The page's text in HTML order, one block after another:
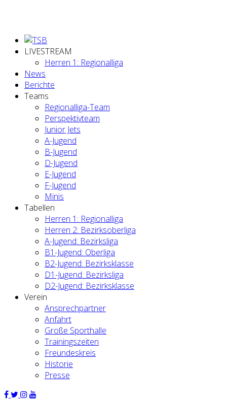
LIVESTREAM
Herren 1: Regionalliga
News
Berichte
Teams
Regionalliga-Team
Perspektivteam
Junior Jets
A-Jugend
B-Jugend
D-Jugend
E-Jugend
F-Jugend
Minis
Tabellen
Herren 1: Regionalliga
Herren 2: Bezirksoberliga
A-Jugend: Bezirksliga
B1-Jugend: Oberliga
B2-Jugend: Bezirksklasse
D1-Jugend: Bezirksliga
D2-Jugend: Bezirksklasse
Verein
Ansprechpartner
Anfahrt
Große Sporthalle
Trainingszeiten
Freundeskreis
Historie
Presse